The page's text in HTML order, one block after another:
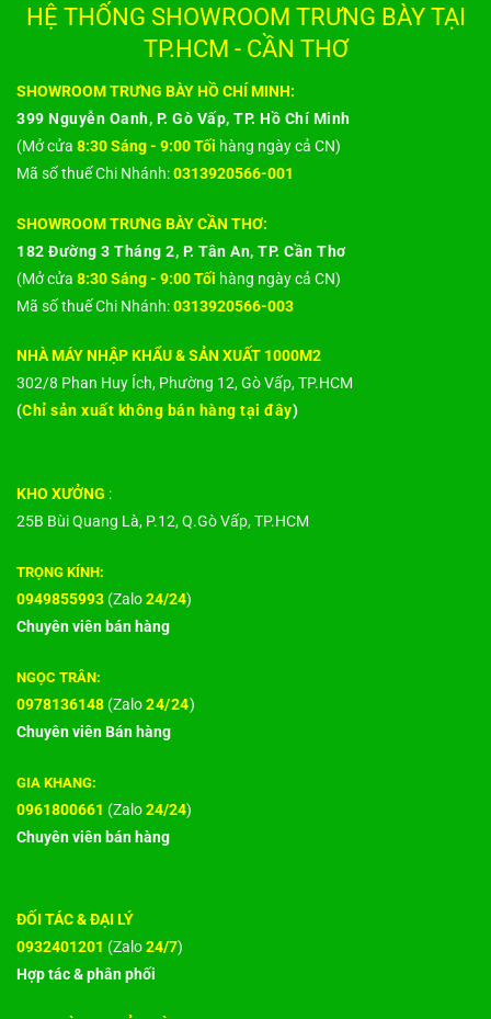
HỆ THỐNG SHOWROOM TRƯNG BÀY TẠI
TP.HCM - CẦN THƠ
SHOWROOM TRƯNG BÀY HỒ CHÍ MINH:
399 Nguyễn Oanh, P. Gò Vấp, TP. Hồ Chí Minh
(Mở cửa 8:30 Sáng - 9:00 Tối hàng ngày cả CN)
Mã số thuế Chi Nhánh:0313920566-001
SHOWROOM TRƯNG BÀY CẦN THƠ:
182 Đường 3 Tháng 2, P. Tân An, TP. Cần Thơ
(Mở cửa 8:30 Sáng - 9:00 Tối hàng ngày cả CN)
Mã số thuế Chi Nhánh:0313920566-003
NHÀ MÁY NHẬP KHẨU & SẢN XUẤT 1000M2
302/8 Phan Huy Ích, Phường 12, Gò Vấp, TP.HCM
(Chỉ sản xuất không bán hàng tại đây)
KHO XƯỞNG :
25B Bùi Quang Là, P.12, Q.Gò Vấp, TP.HCM
TRỌNG KÍNH:
0949855993 (Zalo24/24)
Chuyên viên bán hàng
NGỌC TRÂN:
0978136148 (Zalo24/24)
Chuyên viên Bán hàng
GIA KHANG:
0961800661 (Zalo24/24)
Chuyên viên bán hàng
ĐỐI TÁC & ĐẠI LÝ
0932401201 (Zalo24/7)
Hợp tác & phân phối